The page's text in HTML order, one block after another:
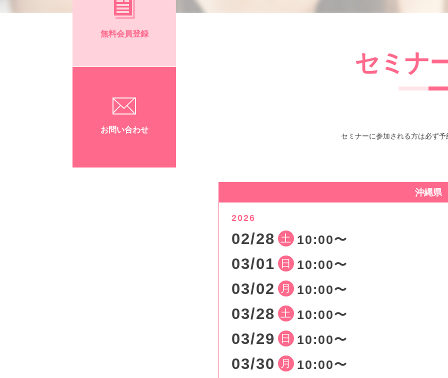
無料会員登録
お問い合わせ
セミナ
セミナーに参加される方は必ず
沖縄県
2026
02/28 土 10:00〜
03/01 日 10:00〜
03/02 月 10:00〜
03/28 土 10:00〜
03/29 日 10:00〜
03/30 月 10:00〜